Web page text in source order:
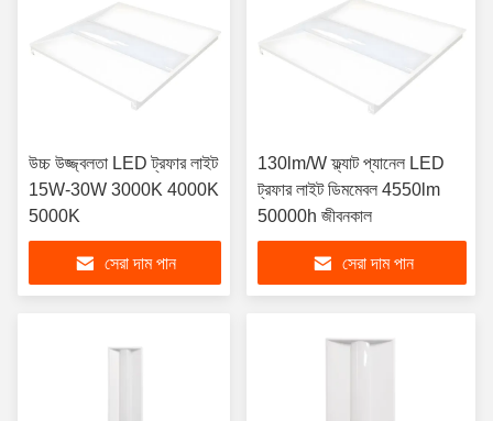
উচ্চ উজ্জ্বলতা LED ট্রফার লাইট
15W-30W 3000K 4000K
5000K
সেরা দাম পান
130lm/W ফ্ল্যাট প্যানেল LED
ট্রফার লাইট ডিমমেবল 4550lm
50000h জীবনকাল
সেরা দাম পান